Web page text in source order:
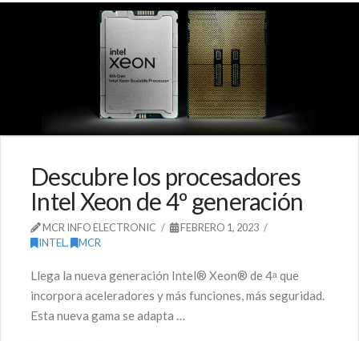
Descubre los procesadores
Intel Xeon de 4º generación
MCR INFO ELECTRONIC
FEBRERO 1, 2023
INTEL, MCR
Llega la nueva generación Intel® Xeon® de 4ᵃ que
incorpora aceleradores y más funciones, más seguridad.
Esta nueva gama se adapta …